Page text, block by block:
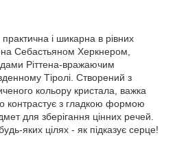
і шикарна в рівних
Себастьяном Херкнером,
Ріттена-вражаючим
Тіролі. Створений з
кольору кристала, важка
контрастує з гладкою формою
для зберігання цінних речей.
яких цілях - як підказує серце!